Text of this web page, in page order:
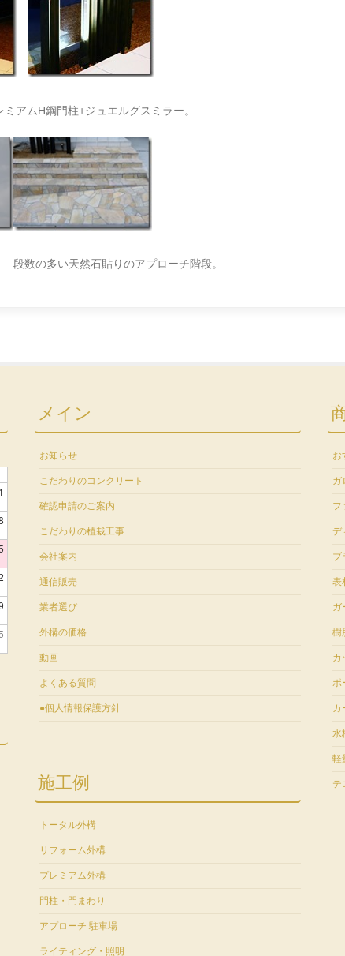
アムH鋼門柱+ジュエルグスミラー。
数の多い天然石貼りのアプローチ階段。
1
メイン
お知らせ
こだわりのコンクリート
確認申請のご案内
こだわりの植栽工事
会社案内
通信販売
業者選び
外構の価格
動画
よくある質問
●個人情報保護方針
施工例
トータル外構
リフォーム外構
プレミアム外構
門柱・門まわり
アプローチ 駐車場
ライティング・照明
お
ガ
フ
デ
ブ
表
ガ
樹
カ
ポ
カ
水
軽
テ